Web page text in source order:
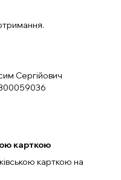
Сергійович
карткою
карткою на